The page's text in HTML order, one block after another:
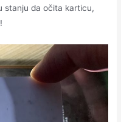
stanju da očita karticu,